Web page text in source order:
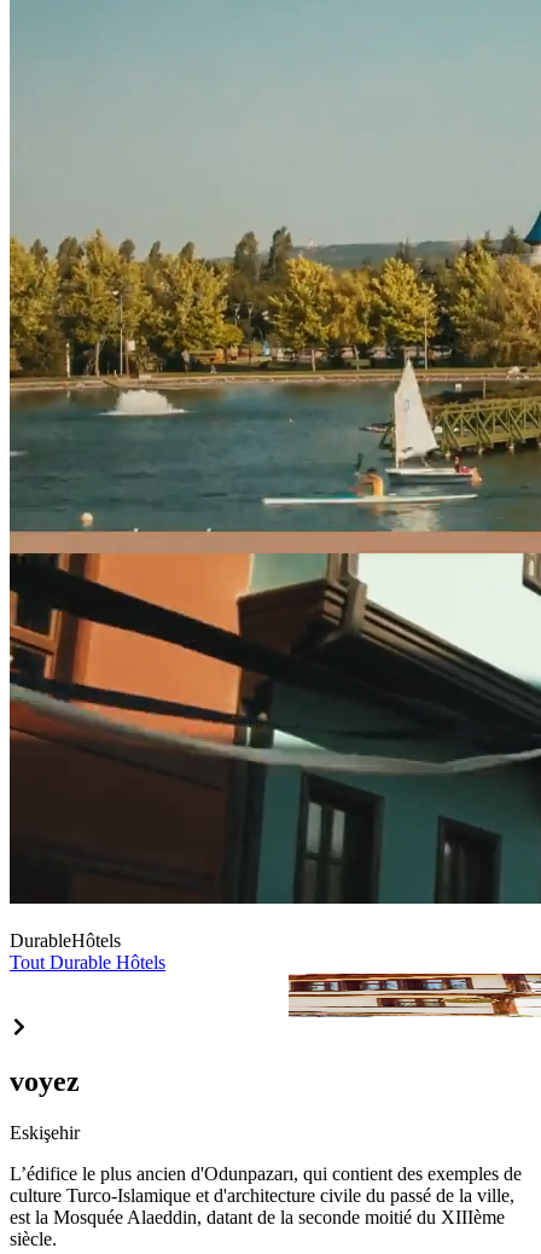
DurableHôtels
Tout Durable Hôtels
Arasta Konak Otel
voyez
Eskişehir
L’édifice le plus ancien d'Odunpazarı, qui contient des exemples de
culture Turco-Islamique et d'architecture civile du passé de la ville,
est la Mosquée Alaeddin, datant de la seconde moitié du XIIIème
siècle.